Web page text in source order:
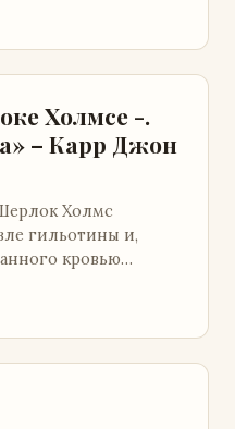
Холмсе -.
– Карр Джон
Холмс
гильотины и,
кровью